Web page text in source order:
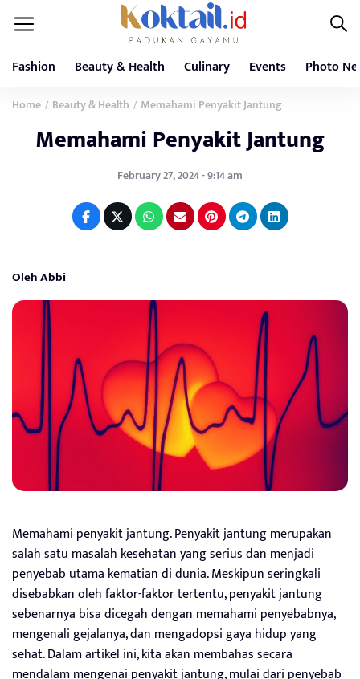
Fashion Beauty & Health Culinary Events Photo
Home / Beauty & Health / Memahami Penyakit Jantung
Memahami Penyakit Jantung
February 27, 2024 - 9:14 am
Oleh Abbi
Memahami penyakit jantung. Penyakit jantung merupakan
salah satu masalah kesehatan yang serius dan menjadi
penyebab utama kematian di dunia. Meskipun seringkali
disebabkan oleh faktor-faktor tertentu, penyakit jantung
sebenarnya bisa dicegah dengan memahami penyebabnya,
mengenali gejalanya, dan mengadopsi gaya hidup yang
sehat. Dalam artikel ini, kita akan membahas secara